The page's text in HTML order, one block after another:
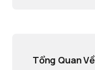
Tổng Quan